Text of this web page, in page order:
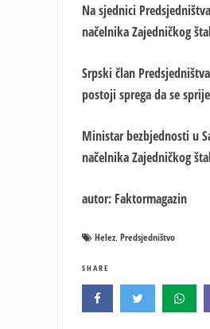
Na sjednici
načelnika Zajedničkog
Srpski član
postoji sprega da se
Ministar bezbjednosti u
načelnika Zajedničkog
autor: Faktormagazin
Helez Predsjedništvo
SHARE